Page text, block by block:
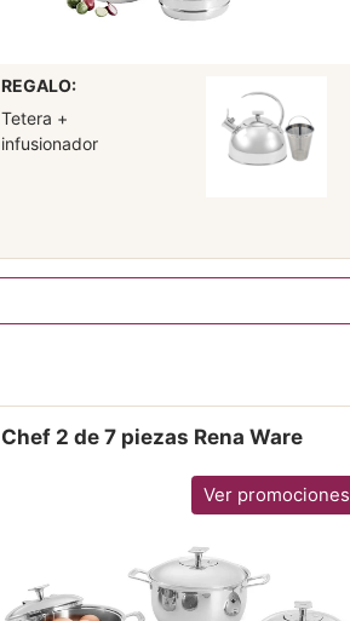
REGALO:
Tetera +
infusionador
Chef 2 de 7 piezas Rena Ware
Ver promociones